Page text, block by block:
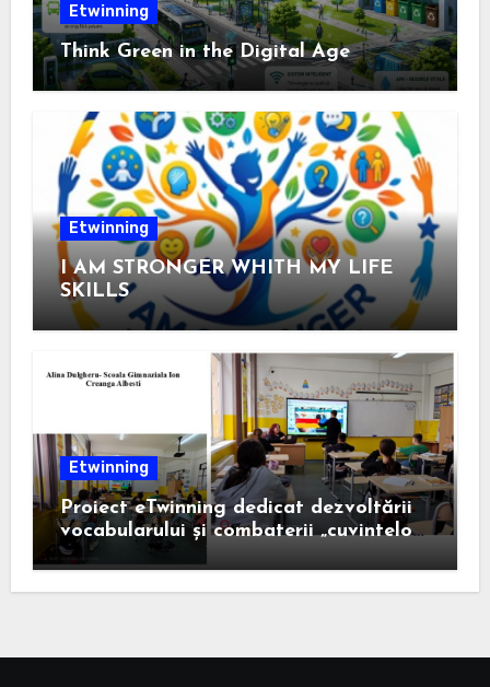
Etwinning
Think Green in the Digital Age
Etwinning
I AM STRONGER WHITH MY LIFE
SKILLS
Etwinning
Proiect eTwinning dedicat dezvoltării
vocabularului și combaterii „cuvintelor
confuze”